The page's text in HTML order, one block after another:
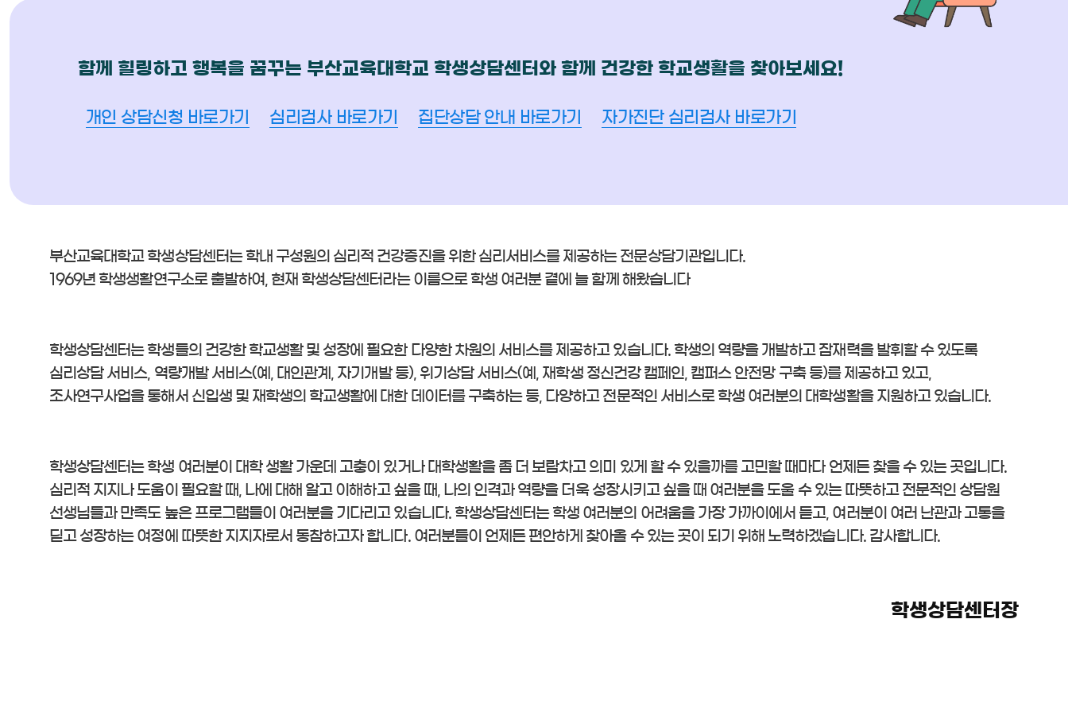
함께 힐링하고 행복을 꿈꾸는 부산교육대학교 학생상담센터와 함께 건강한 학교생활을 찾아보세요!
개인 상담신청 바로가기 심리검사 바로가기 집단상담 안내 바로가기 자가진단 심리검사 바로가기
부산교육대학교 학생상담센터는 학내 구성원의 심리적 건강증진을 위한 심리서비스를 제공하는 전문상담기관입니다.
1969년 학생생활연구소로 출발하여, 현재 학생상담센터라는 이름으로 학생 여러분 곁에 늘 함께 해왔습니다
학생상담센터는 학생들의 건강한 학교생활 및 성장에 필요한 다양한 차원의 서비스를 제공하고 있습니다. 학생의 역량을 개발하고 잠재력을 발휘할 수 있도록
심리상담 서비스, 역량개발 서비스(예, 대인관계, 자기개발 등), 위기상담 서비스(예, 재학생 정신건강 캠페인, 캠퍼스 안전망 구축 등)를 제공하고 있고,
조사연구사업을 통해서 신입생 및 재학생의 학교생활에 대한 데이터를 구축하는 등, 다양하고 전문적인 서비스로 학생 여러분의 대학생활을 지원하고 있습니다.
학생상담센터는 학생 여러분이 대학 생활 가운데 고충이 있거나 대학생활을 좀 더 보람차고 의미 있게 할 수 있을까를 고민할 때마다 언제든 찾을 수 있는 곳입니다.
심리적 지지나 도움이 필요할 때, 나에 대해 알고 이해하고 싶을 때, 나의 인격과 역량을 더욱 성장시키고 싶을 때 여러분을 도울 수 있는 따뜻하고 전문적인 상담원
선생님들과 만족도 높은 프로그램들이 여러분을 기다리고 있습니다. 학생상담센터는 학생 여러분의 어려움을 가장 가까이에서 듣고, 여러분이 여러 난관과 고통을
딛고 성장하는 여정에 따뜻한 지지자로서 동참하고자 합니다. 여러분들이 언제든 편안하게 찾아올 수 있는 곳이 되기 위해 노력하겠습니다. 감사합니다.
학생상담센터장